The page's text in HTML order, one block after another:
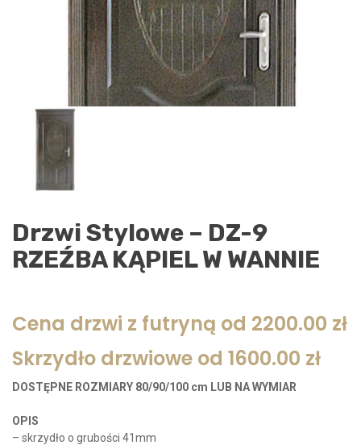
Drzwi Stylowe – DZ-9
RZEŹBA KĄPIEL W WANNIE
Cena drzwi z futryną od 2200.00 zł
Skrzydło drzwiowe od 1600.00 zł
DOSTĘPNE ROZMIARY 80/90/100 cm LUB NA WYMIAR
OPIS
– skrzydło o grubości 41mm